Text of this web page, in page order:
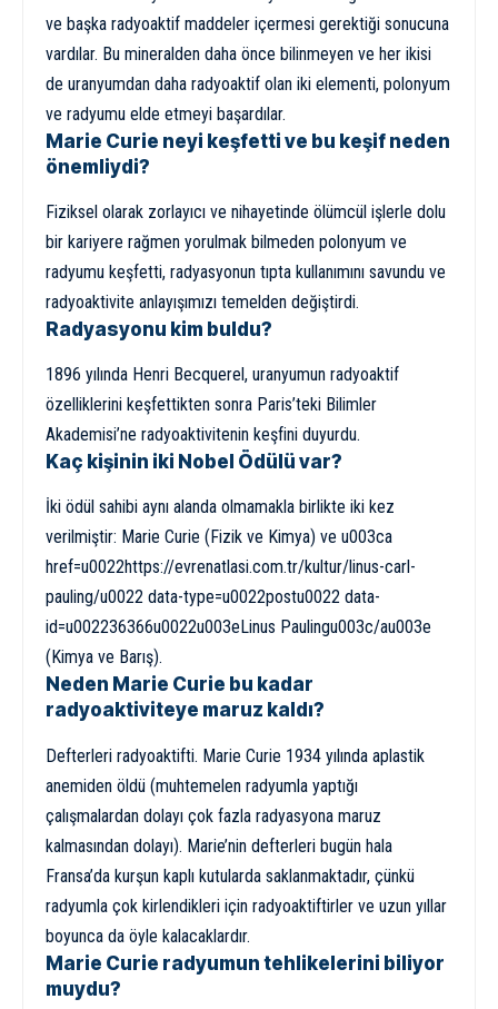
ve başka radyoaktif maddeler içermesi gerektiği sonucuna
vardılar. Bu mineralden daha önce bilinmeyen ve her ikisi
de uranyumdan daha radyoaktif olan iki elementi, polonyum
ve radyumu elde etmeyi başardılar.
Marie Curie neyi keşfetti ve bu keşif neden
önemliydi?
Fiziksel olarak zorlayıcı ve nihayetinde ölümcül işlerle dolu
bir kariyere rağmen yorulmak bilmeden polonyum ve
radyumu keşfetti, radyasyonun tıpta kullanımını savundu ve
radyoaktivite anlayışımızı temelden değiştirdi.
Radyasyonu kim buldu?
1896 yılında Henri Becquerel, uranyumun radyoaktif
özelliklerini keşfettikten sonra Paris’teki Bilimler
Akademisi’ne radyoaktivitenin keşfini duyurdu.
Kaç kişinin iki Nobel Ödülü var?
İki ödül sahibi aynı alanda olmamakla birlikte iki kez
verilmiştir: Marie Curie (Fizik ve Kimya) ve u003ca
href=u0022https://evrenatlasi.com.tr/kultur/linus-carl-
pauling/u0022 data-type=u0022postu0022 data-
id=u002236366u0022u003eLinus Paulingu003c/au003e
(Kimya ve Barış).
Neden Marie Curie bu kadar
radyoaktiviteye maruz kaldı?
Defterleri radyoaktifti. Marie Curie 1934 yılında aplastik
anemiden öldü (muhtemelen radyumla yaptığı
çalışmalardan dolayı çok fazla radyasyona maruz
kalmasından dolayı). Marie’nin defterleri bugün hala
Fransa’da kurşun kaplı kutularda saklanmaktadır, çünkü
radyumla çok kirlendikleri için radyoaktiftirler ve uzun yıllar
boyunca da öyle kalacaklardır.
Marie Curie radyumun tehlikelerini biliyor
muydu?